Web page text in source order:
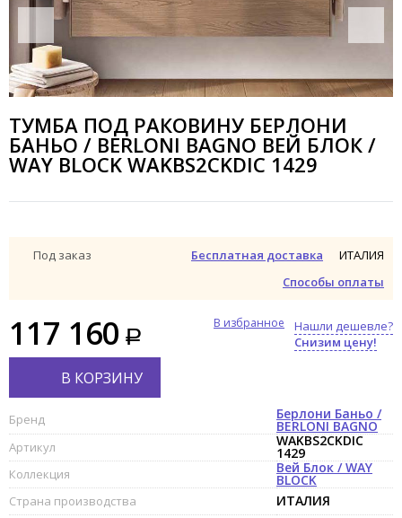
ТУМБА ПОД РАКОВИНУ БЕРЛОНИ
БАНЬО / BERLONI BAGNO ВЕЙ БЛОК /
WAY BLOCK WAKBS2CKDIC 1429
Под заказ
Бесплатная доставка
Способы оплаты
ИТАЛИЯ
117 160
Нашли дешевле?
Снизим цену!
В избранное
В КОРЗИНУ
Бренд Берлони Баньо /
BERLONI BAGNO
Артикул WAKBS2CKDIC
1429
Коллекция Вей Блок / WAY
BLOCK
Страна производства ИТАЛИЯ